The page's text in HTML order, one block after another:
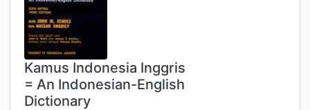
Kamus Indonesia Inggris
= An Indonesian-English
Dictionary